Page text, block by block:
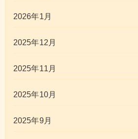
2026年1月
2025年12月
2025年11月
2025年10月
2025年9月